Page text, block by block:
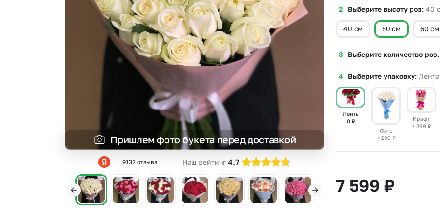
Гвоздики
Георгины
Гипсофила
Гортензии
Статица
Суккуленты
Тюльпаны
Фрезия
Эустома
Insta букеты
Хиты продаж
Все категории
Пришлем фото букета перед доставкой
9132 отзыва Наш рейтинг 4.7
Выберите высоту роз 40
40 см 50 см 60 см
Выберите количество
Выберите упаковку Лента
Лента
0 ₽
Фетр
+ 299 ₽
Крафт
+ 399 ₽
7 599 ₽